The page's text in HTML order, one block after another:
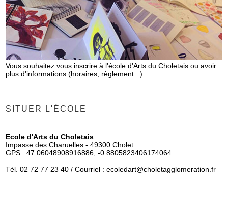
Vous souhaitez vous inscrire à l'école d'Arts du Choletais ou avoir
plus d'informations (horaires, règlement...)
SITUER L'ÉCOLE
Ecole d'Arts du Choletais
Impasse des Charuelles - 49300 Cholet
GPS : 47.06048908916886, -0.8805823406174064
Tél. 02 72 77 23 40 / Courriel :ecoledart@choletagglomeration.fr